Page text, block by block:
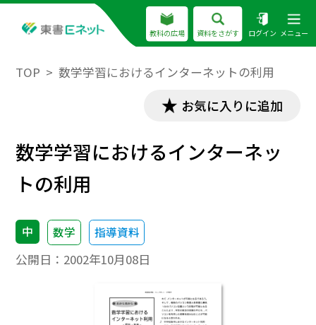
教科の広場 資料をさがす ログイン メニュー
TOP 数学学習におけるインターネットの利用
お気に入りに追加
数学学習におけるインターネッ
トの利用
中 数学 指導資料
公開日： 2002年10月08日